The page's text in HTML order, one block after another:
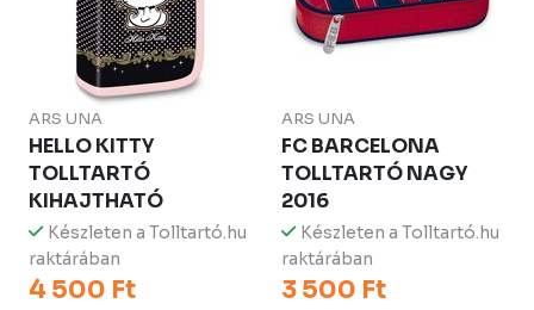
ARS UNA
HELLO KITTY
TOLLTARTÓ
KIHAJTHATÓ
Készleten a Tolltartó.hu
raktárában
4 500 Ft
ARS UNA
FC BARCELONA
TOLLTARTÓ NAGY
2016
Készleten a Tolltartó.hu
raktárában
3 500 Ft